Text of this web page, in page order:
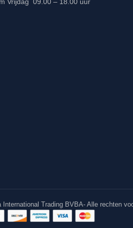
Trading BVBA- Alle rechten